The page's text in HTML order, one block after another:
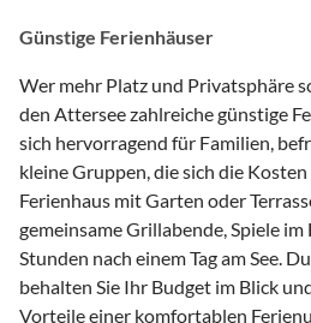
Günstige Ferienhäuser
Wer mehr Platz und Privatsphäre
den Attersee zahlreiche günstige
sich hervorragend für Familien,
kleine Gruppen, die sich die
Ferienhaus mit Garten oder
gemeinsame Grillabende, Spiele
Stunden nach einem Tag am See.
behalten Sie Ihr Budget im Blick
Vorteile einer komfortablen